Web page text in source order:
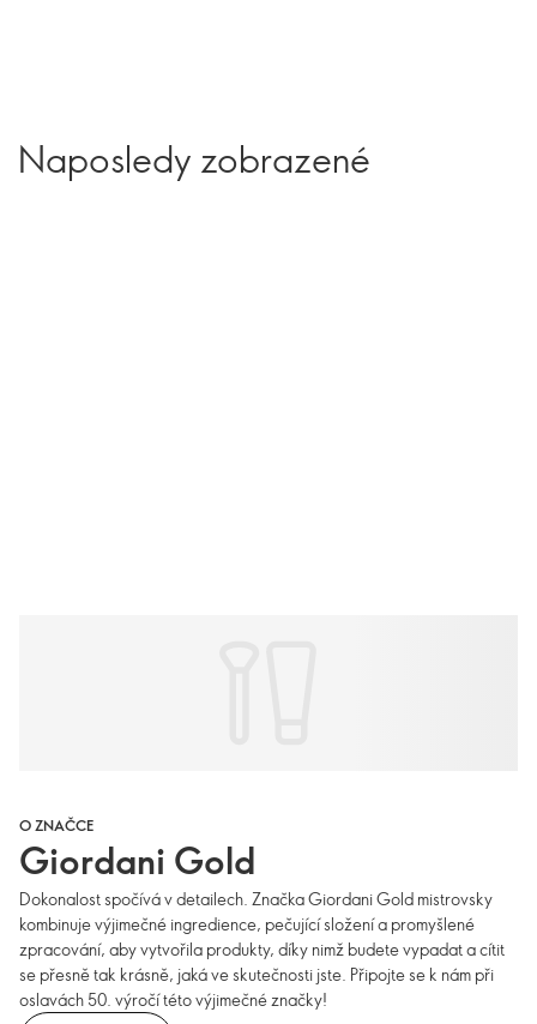
Naposledy zobrazené
O ZNAČCE
Giordani Gold
Dokonalost spočívá v detailech. Značka Giordani Gold mistrovsky
kombinuje výjimečné ingredience, pečující složení a promyšlené
zpracování, aby vytvořila produkty, díky nimž budete vypadat a cítit
se přesně tak krásně, jaká ve skutečnosti jste. Připojte se k nám při
oslavách 50. výročí této výjimečné značky!